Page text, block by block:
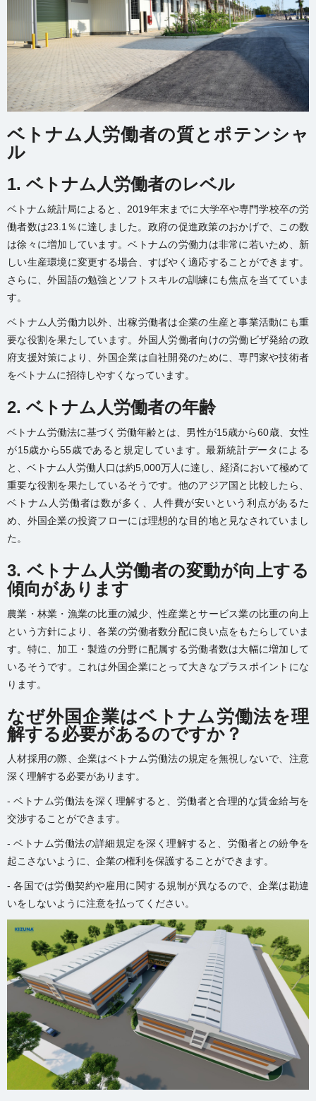
ベトナム人労働者の質とポテンシャ
ル
1. ベトナム人労働者のレベル
ベトナム統計局によると、2019年末までに大学卒や専門学校卒の労
働者数は23.1％に達しました。政府の促進政策のおかげで、この数
は徐々に増加しています。ベトナムの労働力は非常に若いため、新
しい生産環境に変更する場合、すばやく適応することができます。
さらに、外国語の勉強とソフトスキルの訓練にも焦点を当てていま
す。
ベトナム人労働力以外、出稼労働者は企業の生産と事業活動にも重
要な役割を果たしています。外国人労働者向けの労働ビザ発給の政
府支援対策により、外国企業は自社開発のために、専門家や技術者
をベトナムに招待しやすくなっています。
2. ベトナム人労働者の年齢
ベトナム労働法に基づく労働年齢とは、男性が15歳から60歳、女性
が15歳から55歳であると規定しています。最新統計データによる
と、ベトナム人労働人口は約5,000万人に達し、経済において極めて
重要な役割を果たしているそうです。他のアジア国と比較したら、
ベトナム人労働者は数が多く、人件費が安いという利点があるた
め、外国企業の投資フローには理想的な目的地と見なされていまし
た。
3. ベトナム人労働者の変動が向上する
傾向があります
農業・林業・漁業の比重の減少、性産業とサービス業の比重の向上
という方針により、各業の労働者数分配に良い点をもたらしていま
す。特に、加工・製造の分野に配属する労働者数は大幅に増加して
いるそうです。これは外国企業にとって大きなプラスポイントにな
ります。
なぜ外国企業はベトナム労働法を理
解する必要があるのですか？
人材採用の際、企業はベトナム労働法の規定を無視しないで、注意
深く理解する必要があります。
- ベトナム労働法を深く理解すると、労働者と合理的な賃金給与を
交渉することができます。
- ベトナム労働法の詳細規定を深く理解すると、労働者との紛争を
起こさないように、企業の権利を保護することができます。
- 各国では労働契約や雇用に関する規制が異なるので、企業は勘違
いをしないように注意を払ってください。